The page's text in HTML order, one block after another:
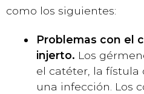
como los siguientes:
Problemas con el
injerto. Los
el catéter, la fístula
una infección. Los